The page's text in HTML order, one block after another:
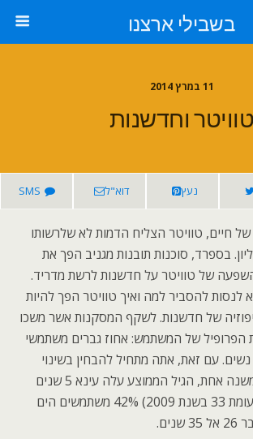
בשבילי ארצנו
11 במרץ 2014
טוויטר וחדשנות
נעץ דוא"ל SMS
חיים, טוויטר הצליח הדמות לא שלרשותו
10 מיליון. בספרד, סוכנות תובנות מגניב הפך את
של טוויטר על חדשנות לרשת מדריד.
להסביר למה ואיך טוויטר הפך להיות
של חדשנות. לשקף המסקנות אשר משכו
הפרופיל של המשתמש: אחוז גברים משתמשי
נשים. עם זאת, אתה מתחיל להבחין בשינוי
מגמה. במעט יותר משנה אחת, הגיל הממוצע עלה עינא 5 שנים
(28 בשנת 2008 לעומת 33 בשנת 2009) 42% משתמשים הים